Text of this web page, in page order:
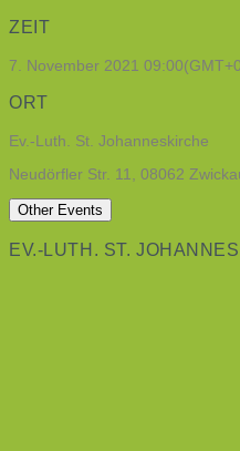
ZEIT
7. November 2021 09:00
ORT
Ev.-Luth. St. Johanneskirche
Neudörfler Str. 11, 08062
Other Events
EV.-LUTH. ST.